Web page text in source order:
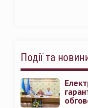
Події та